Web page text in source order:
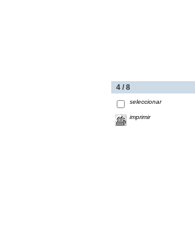
4 / 8
seleccionar
imprimir